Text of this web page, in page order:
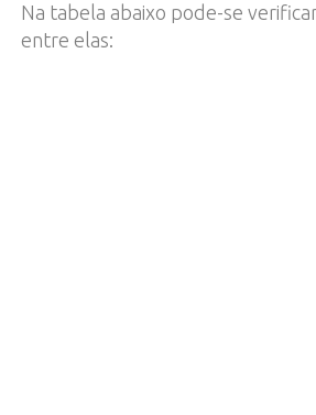
Na tabela abaixo pode-se
entre elas: